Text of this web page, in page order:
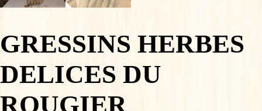
GRESSINS HERBES
DELICES DU
ROUGIER